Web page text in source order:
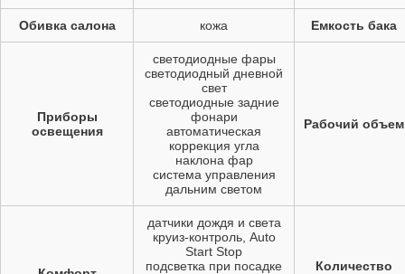
Обивка салона кожа Емкость бака
Приборы
освещения
светодиодные фары
светодиодный дневной
свет
светодиодные задние
фонари
автоматическая
коррекция угла
наклона фар
система управления
дальним светом
Рабочий объем
датчики дождя и света
круиз-контроль, Auto
Start Stop
подсветка при посадке
Количество